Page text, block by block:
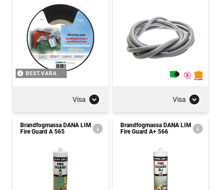
BEST.VARA
Visa Visa
Brandfogmassa DANA LIM
Fire Guard A 565
Brandfogmassa DANA LIM
Fire Guard A+ 566